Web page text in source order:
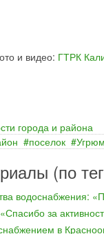
и видео: ГТРК
города и района
поселок
(по
водоснабжения:
за
в